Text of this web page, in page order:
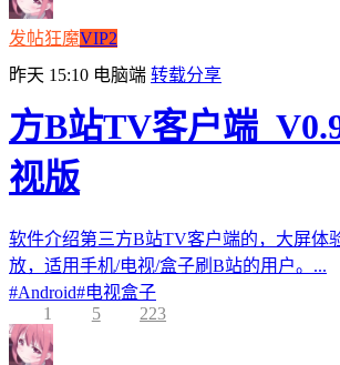
发帖狂魔VIP2
昨天 15:10 电脑端 转载分享
方B站TV客户端
视版
软件介绍第三方B站TV客户端的，大屏体
放，适用手机/电视/盒子刷B站的用户。...
#Android#电视盒子
1
5 223